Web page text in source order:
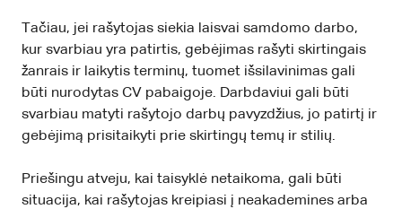
Tačiau, jei rašytojas siekia laisvai samdomo darbo,
kur svarbiau yra patirtis, gebėjimas rašyti skirtingais
žanrais ir laikytis terminų, tuomet išsilavinimas gali
būti nurodytas CV pabaigoje. Darbdaviui gali būti
svarbiau matyti rašytojo darbų pavyzdžius, jo patirtį ir
gebėjimą prisitaikyti prie skirtingų temų ir stilių.
Priešingu atveju, kai taisyklė netaikoma, gali būti
situacija, kai rašytojas kreipiasi į neakademines arba